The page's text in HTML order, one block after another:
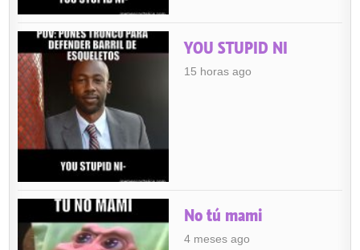
YOU STUPID NI
15 horas ago
No tú mami
4 meses ago